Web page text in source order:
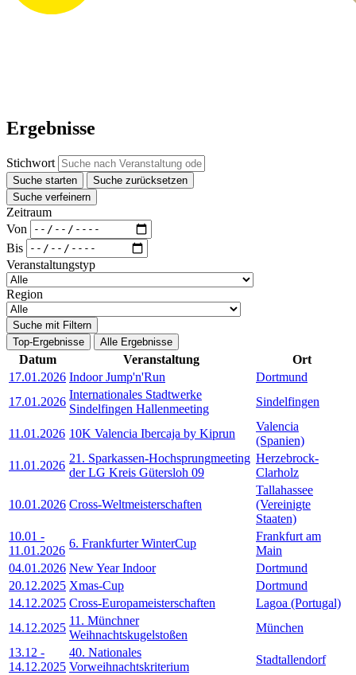
Ergebnisse
Stichwort
Suche starten
Suche zurücksetzen
Suche verfeinern
Zeitraum
Von
Bis
Veranstaltungstyp
Region
Suche mit Filtern
Top-Ergebnisse
Alle Ergebnisse
Datum Veranstaltung
Ort
17.01.2026 Indoor Jump'n'Run
Dortmund
17.01.2026
Internationales Stadtwerke
Sindelfingen Hallenmeeting
Sindelfingen
11.01.2026 10K Valencia Ibercaja by Kiprun
Valencia
(Spanien)
11.01.2026
21. Sparkassen-Hochsprungmeeting
der LG Kreis Gütersloh 09
Herzebrock-
Clarholz
10.01.2026 Cross-Weltmeisterschaften
Tallahassee
(Vereinigte
Staaten)
10.01 -
11.01.2026
6. Frankfurter WinterCup
Frankfurt am
Main
04.01.2026 New Year Indoor
Dortmund
20.12.2025 Xmas-Cup
Dortmund
14.12.2025 Cross-Europameisterschaften
Lagoa (Portugal)
14.12.2025
11. Münchner
Weihnachtskugelstoßen
München
13.12 -
14.12.2025
40. Nationales
Vorweihnachtskriterium
Stadtallendorf